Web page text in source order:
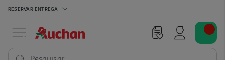
RESERVAR ENTREGA